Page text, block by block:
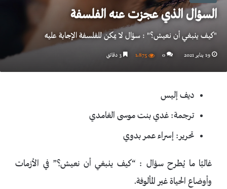
السؤال الذي عجزت عنه الفلسفة
"كيف ينبغي أن نعيش؟" : سؤال لا يمكن للفلسفة الإجابة عليه
19 يناير 2021 0 1٬875
ديف إليس
ترجمة: غدي بنت موسى الغامدي
تحرير: إسراء عمر بدوي
غالبًا ما يُطرح سؤال : “كيف ينبغي أن نعيش؟” في الأزمات
وأوضاع الحياة غير المألوفة.